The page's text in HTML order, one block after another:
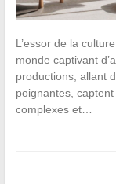
L’essor de la
monde captivant
productions, allant
poignantes,
complexes et…